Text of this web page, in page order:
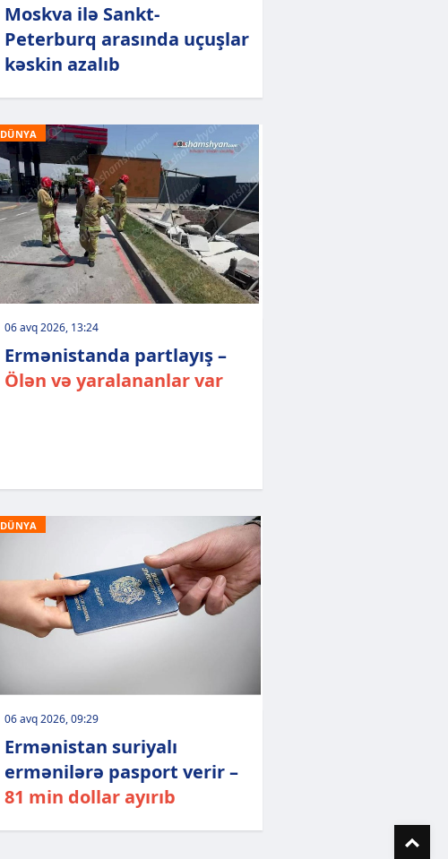
Moskva ilə Sankt-
Peterburq arasında uçuşlar
kəskin azalıb
DÜNYA
06 avq 2026, 13:24
Ermənistanda partlayış –
Ölən və yaralananlar var
DÜNYA
06 avq 2026, 09:29
Ermənistan suriyalı
ermənilərə pasport verir –
81 min dollar ayırıb